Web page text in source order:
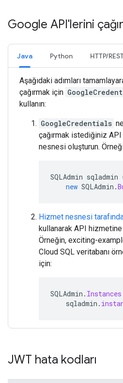
Google API'lerini
Java Python HTTP/
Aşağıdaki adımları
çağırmak için
kullanın:
GoogleCredentials
çağırmak istediğiniz
nesnesi oluşturun.
SQLAdmin sqladmin
new SQLAdmin .
Hizmet nesnesi
kullanarak API
Örneğin, exciting-
Cloud SQL veritabanı
için:
SQLAdmin . Instances
sqladmin .
JWT hata kodları